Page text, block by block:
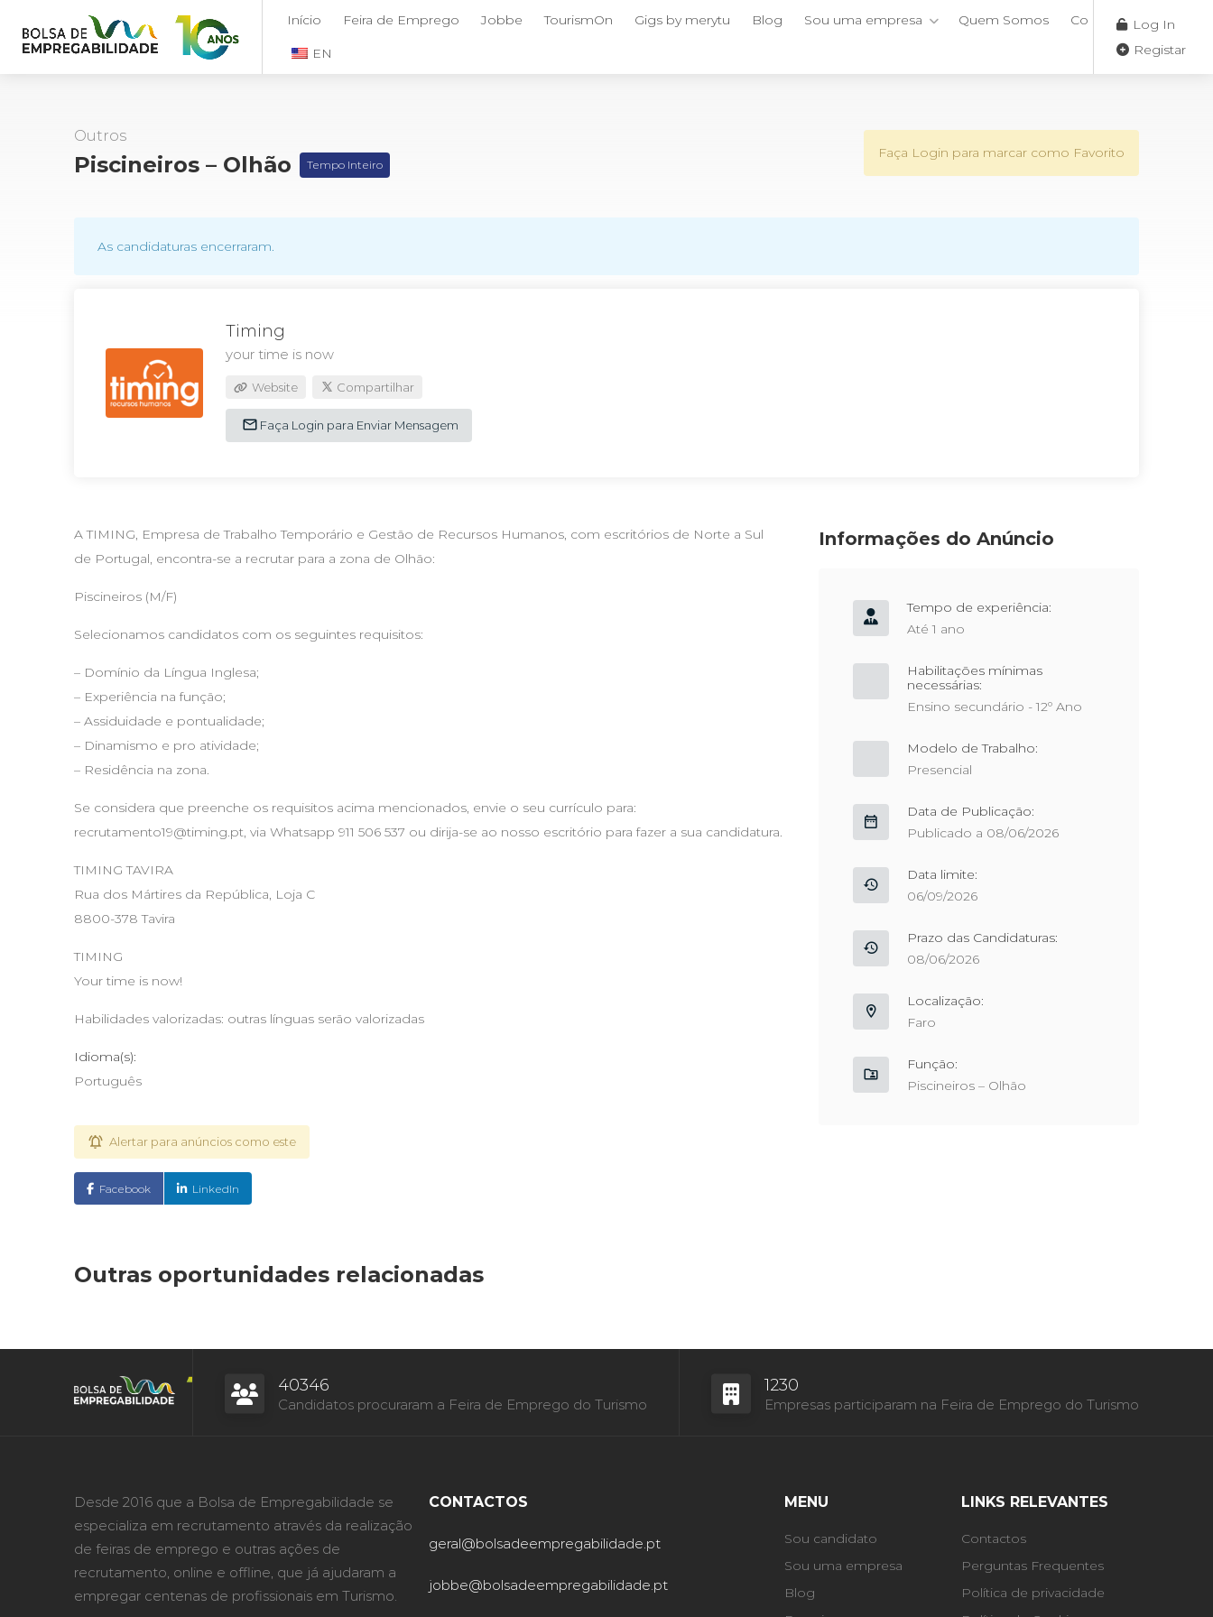
Início Feira de Emprego Jobbe TourismOn Gigs by merytu Blog Sou uma empresa Quem Somos Contactos
EN
Log In
Registar
Outros
Piscineiros – Olhão Tempo Inteiro
Faça Login para marcar como Favorito
As candidaturas encerraram.
Timing
your time is now
Website Compartilhar
Faça Login para Enviar Mensagem
A TIMING, Empresa de Trabalho Temporário e Gestão de Recursos Humanos, com escritórios de Norte a Sul
de Portugal, encontra-se a recrutar para a zona de Olhão:
Piscineiros (M/F)
Selecionamos candidatos com os seguintes requisitos:
– Domínio da Língua Inglesa;
– Experiência na função;
– Assiduidade e pontualidade;
– Dinamismo e pro atividade;
– Residência na zona.
Se considera que preenche os requisitos acima mencionados, envie o seu currículo para:
recrutamento19@timing.pt, via Whatsapp 911 506 537 ou dirija-se ao nosso escritório para fazer a sua candidatura.
TIMING TAVIRA
Rua dos Mártires da República, Loja C
8800-378 Tavira
TIMING
Your time is now!
Habilidades valorizadas: outras línguas serão valorizadas
Idioma(s):
Português
Alertar para anúncios como este
Facebook LinkedIn
Outras oportunidades relacionadas
Informações do Anúncio
Tempo de experiência:
Até 1 ano
Habilitações mínimas
necessárias:
Ensino secundário - 12º Ano
Modelo de Trabalho:
Presencial
Data de Publicação:
Publicado a 08/06/2026
Data limite:
06/09/2026
Prazo das Candidaturas:
08/06/2026
Localização:
Faro
Função:
Piscineiros – Olhão
40346
Candidatos procuraram a Feira de Emprego do Turismo
1230
Empresas participaram na Feira de Emprego do Turismo
Desde 2016 que a Bolsa de Empregabilidade se
especializa em recrutamento através da realização
de feiras de emprego e outras ações de
recrutamento, online e offline, que já ajudaram a
empregar centenas de profissionais em Turismo.
CONTACTOS
geral@bolsadeempregabilidade.pt
jobbe@bolsadeempregabilidade.pt
MENU
Sou candidato
Sou uma empresa
Blog
LINKS RELEVANTES
Contactos
Perguntas Frequentes
Política de privacidade